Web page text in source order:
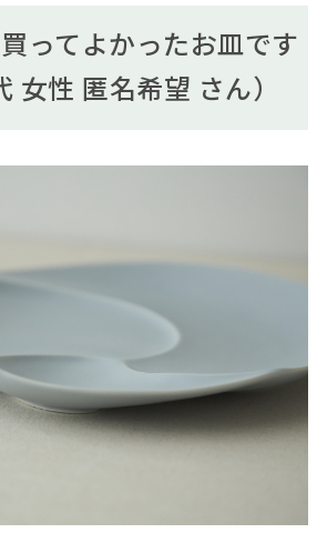
ってよかったお皿です
女性 匿名希望 さん）